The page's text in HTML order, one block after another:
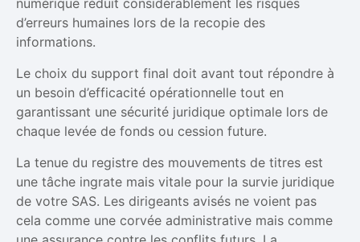
d’erreurs humaines lors de la recopie des
informations.
Le choix du support final doit avant tout répondre à
un besoin d’efficacité opérationnelle tout en
garantissant une sécurité juridique optimale lors de
chaque levée de fonds ou cession future.
La tenue du registre des mouvements de titres est
une tâche ingrate mais vitale pour la survie juridique
de votre SAS. Les dirigeants avisés ne voient pas
cela comme une corvée administrative mais comme